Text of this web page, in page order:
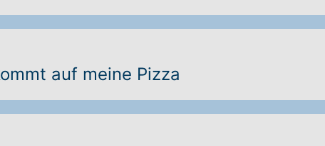
auf meine Pizza